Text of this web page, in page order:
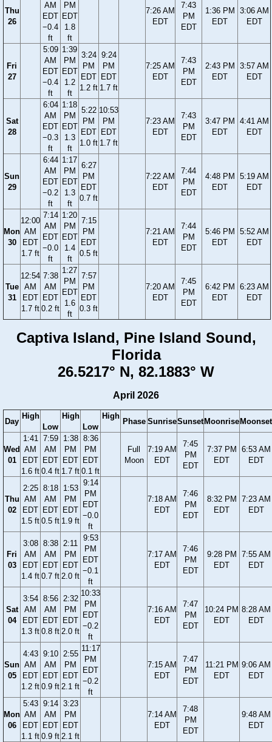
Thu
26
AM
EDT
−0.4
ft
PM
EDT
1.8
ft
7:26 AM
EDT
7:43
PM
EDT
1:36 PM
EDT
3:06 AM
EDT
Fri
27
5:09
AM
EDT
−0.4
ft
1:39
PM
EDT
1.2
ft
3:24
PM
EDT
1.2 ft
9:24
PM
EDT
1.7 ft
7:25 AM
EDT
7:43
PM
EDT
2:43 PM
EDT
3:57 AM
EDT
Sat
28
6:04
AM
EDT
−0.3
ft
1:18
PM
EDT
1.3
ft
5:22
PM
EDT
1.0 ft
10:53
PM
EDT
1.7 ft
7:23 AM
EDT
7:43
PM
EDT
3:47 PM
EDT
4:41 AM
EDT
Sun
29
6:44
AM
EDT
−0.2
ft
1:17
PM
EDT
1.3
ft
6:27
PM
EDT
0.7 ft
7:22 AM
EDT
7:44
PM
EDT
4:48 PM
EDT
5:19 AM
EDT
Mon
30
12:00
AM
EDT
1.7 ft
7:14
AM
EDT
−0.0
ft
1:20
PM
EDT
1.4
ft
7:15
PM
EDT
0.5 ft
7:21 AM
EDT
7:44
PM
EDT
5:46 PM
EDT
5:52 AM
EDT
Tue
31
12:54
AM
EDT
1.7 ft
7:38
AM
EDT
0.2 ft
1:27
PM
EDT
1.6
ft
7:57
PM
EDT
0.3 ft
7:20 AM
EDT
7:45
PM
EDT
6:42 PM
EDT
6:23 AM
EDT
Captiva Island, Pine Island Sound,
Florida
26.5217° N, 82.1883° W
April 2026
Day
High
Low
High
Low
High
Phase SunriseSunsetMoonriseMoonset
Wed
01
1:41
AM
EDT
1.6 ft
7:59
AM
EDT
0.4 ft
1:38
PM
EDT
1.7 ft
8:36
PM
EDT
0.1 ft
Full
Moon
7:19 AM
EDT
7:45
PM
EDT
7:37 PM
EDT
6:53 AM
EDT
Thu
02
2:25
AM
EDT
1.5 ft
8:18
AM
EDT
0.5 ft
1:53
PM
EDT
1.9 ft
9:14
PM
EDT
−0.0
ft
7:18 AM
EDT
7:46
PM
EDT
8:32 PM
EDT
7:23 AM
EDT
Fri
03
3:08
AM
EDT
1.4 ft
8:38
AM
EDT
0.7 ft
2:11
PM
EDT
2.0 ft
9:53
PM
EDT
−0.1
ft
7:17 AM
EDT
7:46
PM
EDT
9:28 PM
EDT
7:55 AM
EDT
Sat
04
3:54
AM
EDT
1.3 ft
8:56
AM
EDT
0.8 ft
2:32
PM
EDT
2.0 ft
10:33
PM
EDT
−0.2
ft
7:16 AM
EDT
7:47
PM
EDT
10:24 PM
EDT
8:28 AM
EDT
Sun
05
4:43
AM
EDT
1.2 ft
9:10
AM
EDT
0.9 ft
2:55
PM
EDT
2.1 ft
11:17
PM
EDT
−0.2
ft
7:15 AM
EDT
7:47
PM
EDT
11:21 PM
EDT
9:06 AM
EDT
Mon
06
5:43
AM
EDT
1.1 ft
9:14
AM
EDT
0.9 ft
3:23
PM
EDT
2.1 ft
7:14 AM
EDT
7:48
PM
EDT
9:48 AM
EDT